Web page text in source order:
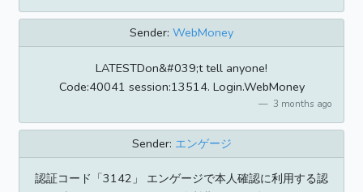
Sender: WebMoney
LATESTDon&#039;t tell anyone!
Code:40041 session:13514. Login.WebMoney
3 months ago
Sender: エンゲージ
認証コード「3142」 エンゲージで本人確認に利用する認